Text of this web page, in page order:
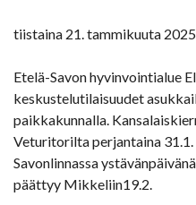
tiistaina 21. tammikuuta 2025
Etelä-Savon hyvinvointialue
keskustelutilaisuudet
paikkakunnalla.
Veturitorilta perjantaina
Savonlinnassa
päättyy Mikkeliin19.2.